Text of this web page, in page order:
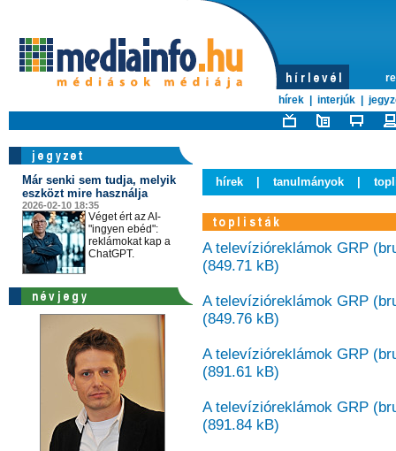
hírek
interjúk
Már senki sem tudja, melyik
eszközt mire használja
2026-02-10 18:35
Véget ért az AI-
"ingyen ebéd":
reklámokat kap a
ChatGPT.
hírek tanulmányok
A televízióreklámok GRP
(849.71 kB)
A televízióreklámok GRP
(849.76 kB)
A televízióreklámok GRP
(891.61 kB)
A televízióreklámok GRP
(891.84 kB)